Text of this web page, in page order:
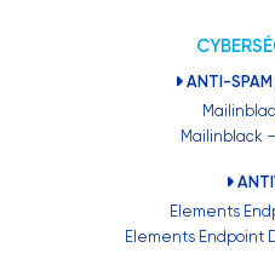
ANTI-
Mailinblack
Elements
Elements Endpoint